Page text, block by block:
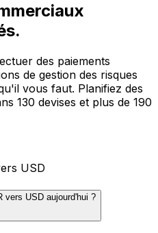
des paiements
de gestion des risques
vous faut. Planifiez des
130 devises et plus de 190
USD
vers USD aujourd'hui ?